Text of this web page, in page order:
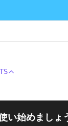
い始めましょ